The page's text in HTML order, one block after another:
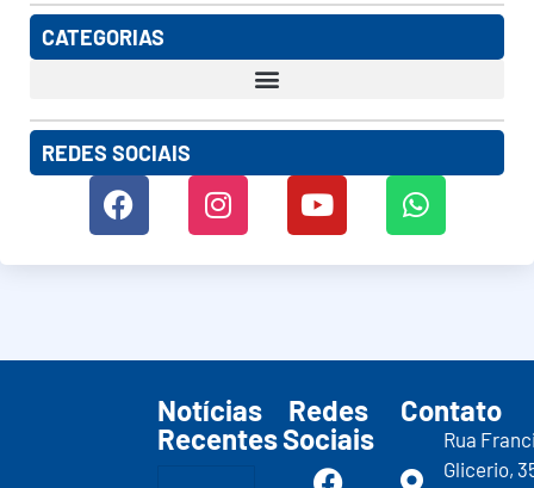
CATEGORIAS
REDES SOCIAIS
Notícias
Recentes
Redes
Sociais
Contato
Rua
Glicerio,